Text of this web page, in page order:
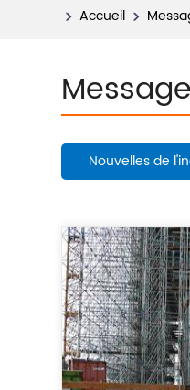
Accueil
Message
Nouvelles de